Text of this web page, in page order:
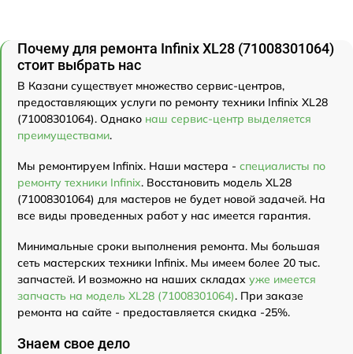
Почему для ремонта Infinix XL28 (71008301064)
стоит выбрать нас
В Казани существует множество сервис-центров,
предоставляющих услуги по ремонту техники Infinix XL28
(71008301064). Однако наш сервис-центр выделяется
преимуществами.
Мы ремонтируем Infinix. Наши мастера - специалисты по
ремонту техники Infinix. Восстановить модель XL28
(71008301064) для мастеров не будет новой задачей. На
все виды проведенных работ у нас имеется гарантия.
Минимальные сроки выполнения ремонта. Мы большая
сеть мастерских техники Infinix. Мы имеем более 20 тыс.
запчастей. И возможно на наших складах уже имеется
запчасть на модель XL28 (71008301064). При заказе
ремонта на сайте - предоставляется скидка -25%.
Знаем свое дело